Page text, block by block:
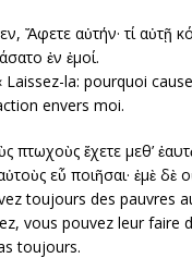
Ἄφετε αὐτήν· τί αὐτῇ
ἐν ἐμοί.
Laissez-la: pourquoi
envers moi.
πτωχοὺς ἔχετε μεθ’
εὖ ποιῆσαι· ἐμὲ δὲ
toujours des pauvres
vous pouvez leur faire
toujours.